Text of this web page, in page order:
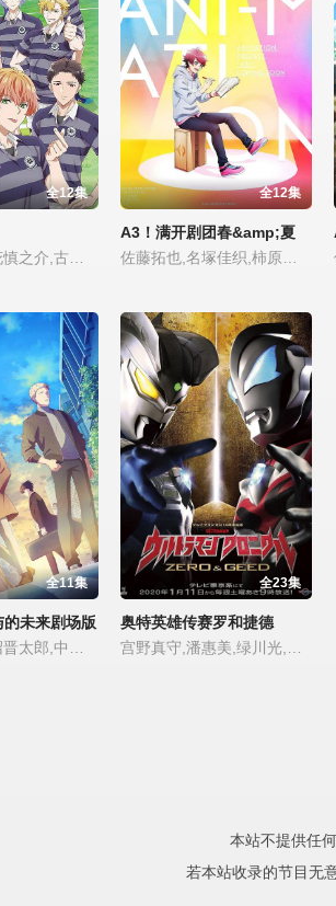
全12集 全12集
A3！满开剧团春&amp;夏
全11集
未来剧场版
全23集
奥特英雄传赛罗和捷德
本站不提供任
若本站收录的节目无